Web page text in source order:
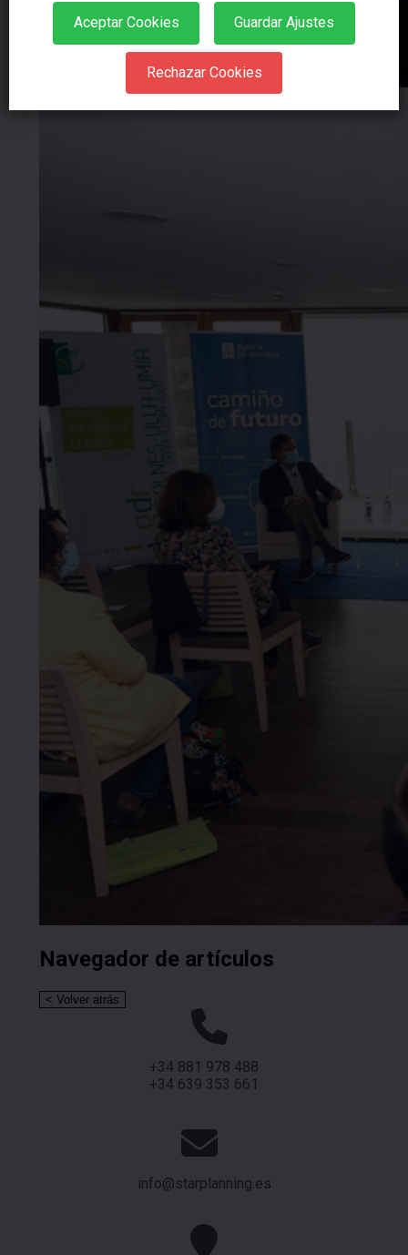
Navegador de artículos
+34 881 978 488
+34 639 353 661
info@starplanning.es
Aceptar Cookies Guardar Ajustes
Rechazar Cookies